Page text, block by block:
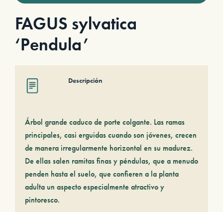
FAGUS sylvatica
‘Pendula’
Descripción
Árbol grande caduco de porte colgante. Las ramas
principales, casi erguidas cuando son jóvenes, crecen
de manera irregularmente horizontal en su madurez.
De ellas salen ramitas finas y péndulas, que a menudo
penden hasta el suelo, que confieren a la planta
adulta un aspecto especialmente atractivo y
pintoresco.